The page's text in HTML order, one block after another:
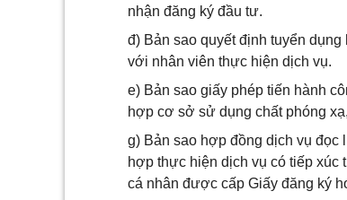
nhận đăng ký đầu tư.
đ) Bản sao quyết định tuyển
với nhân viên thực hiện dịch vụ.
e) Bản sao giấy phép tiến hành
hợp cơ sở sử dụng chất phóng
g) Bản sao hợp đồng dịch vụ
hợp thực hiện dịch vụ có tiếp
cá nhân được cấp Giấy đăng ký